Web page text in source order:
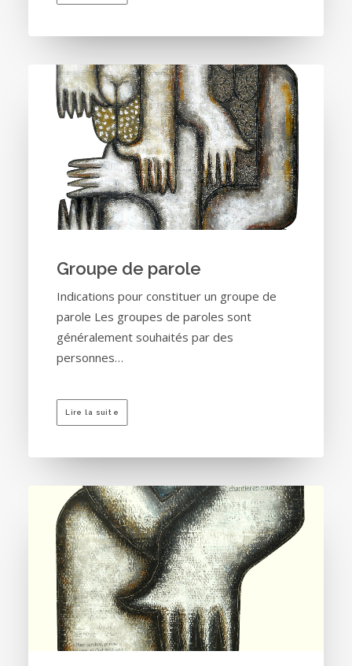
Groupe de parole
Indications pour constituer un groupe de
parole Les groupes de paroles sont
généralement souhaités par des
personnes…
Lire la suite